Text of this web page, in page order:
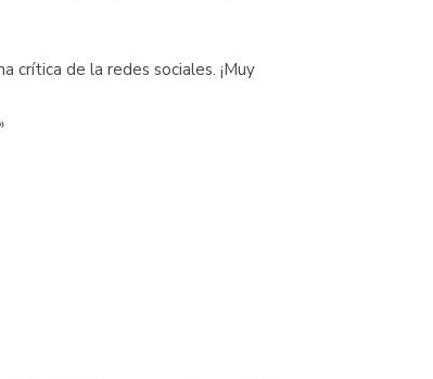
crítica de la redes sociales. ¡Muy